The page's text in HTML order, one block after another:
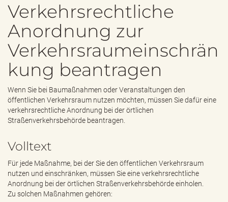
/
a
l
Verkehrsrechtliche
Anordnung zur
Verkehrsraumeinschrän
kung beantragen
Wenn Sie bei Baumaßnahmen oder Veranstaltungen den
öffentlichen Verkehrsraum nutzen möchten, müssen Sie dafür eine
verkehrsrechtliche Anordnung bei der örtlichen
Straßenverkehrsbehörde beantragen.
Volltext
Für jede Maßnahme, bei der Sie den öffentlichen Verkehrsraum
nutzen und einschränken, müssen Sie eine verkehrsrechtliche
Anordnung bei der örtlichen Straßenverkehrsbehörde einholen.
Zu solchen Maßnahmen gehören: